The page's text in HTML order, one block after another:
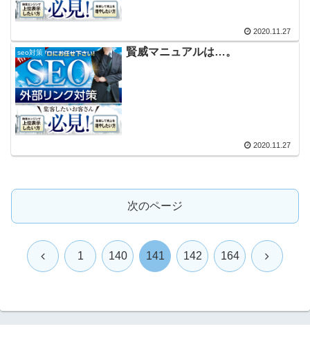
2020.11.27
seo対策 賢威マニュアルは…。
2020.11.27
次のページ
前 1 140 141 142 164 次